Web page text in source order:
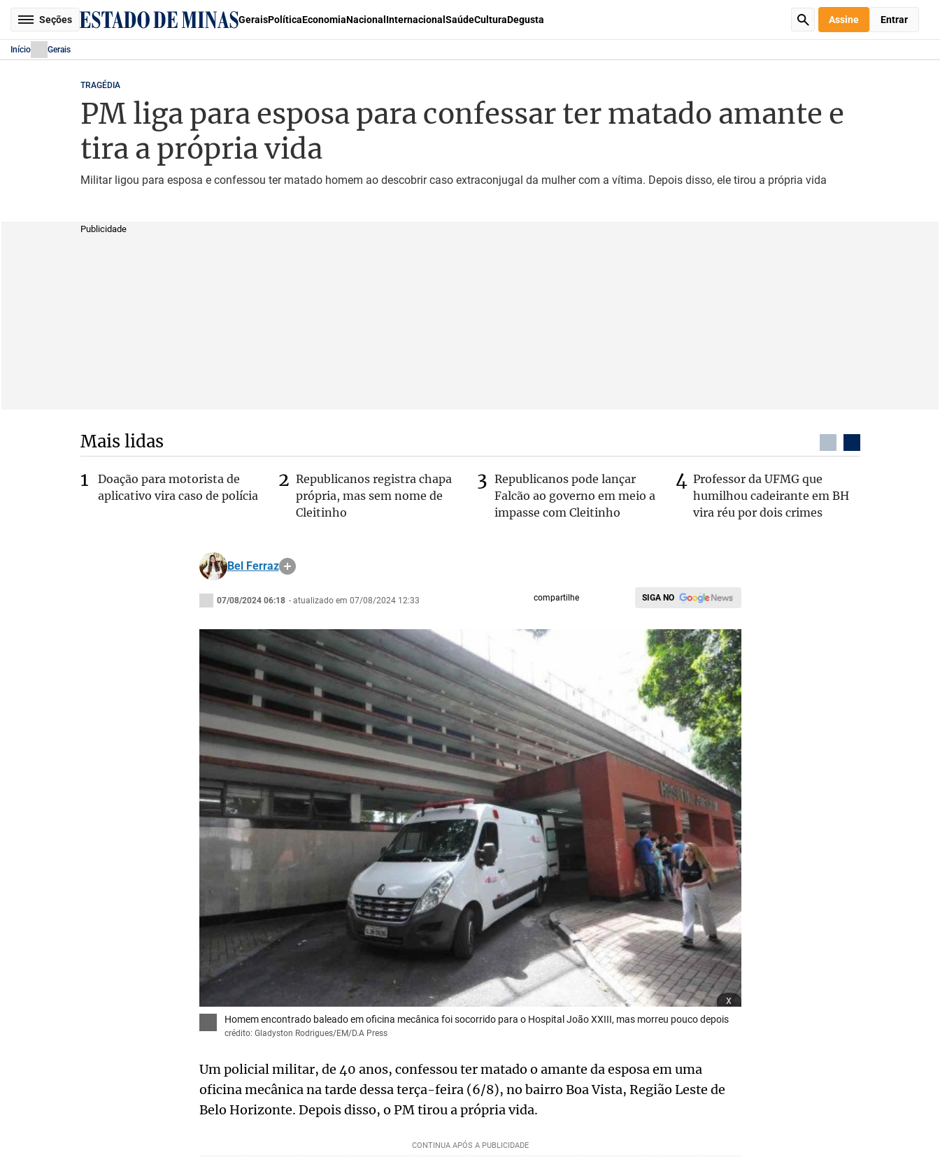
Seções GeraisPolíticaEconomiaNacional Internacional SaúdeCulturaDegusta Assine Entrar
Início Gerais
TRAGÉDIA
PM liga para esposa para confessar ter matado amante e
tira a própria vida
Militar ligou para esposa e confessou ter matado homem ao descobrir caso extraconjugal da mulher com a vítima. Depois disso, ele tirou a própria vida
Publicidade
Mais lidas
Doação para motorista de
aplicativo vira caso de polícia
Republicanos registra chapa
própria, mas sem nome de
Cleitinho
Republicanos pode lançar
Falcão ao governo em meio a
impasse com Cleitinho
Professor da UFMG que
humilhou cadeirante em BH
vira réu por dois crimes
Bel Ferraz
07/08/2024 06:18 - atualizado em 07/08/2024 12:33 compartilhe SIGA NO
x
Homem encontrado baleado em oficina mecânica foi socorrido para o Hospital João XXIII, mas morreu pouco depois
crédito: Gladyston Rodrigues/EM/D.A Press
Um policial militar, de 40 anos, confessou ter matado o amante da esposa em uma
oficina mecânica na tarde dessa terça-feira (6/8), no bairro Boa Vista, Região Leste de
Belo Horizonte. Depois disso, o PM tirou a própria vida.